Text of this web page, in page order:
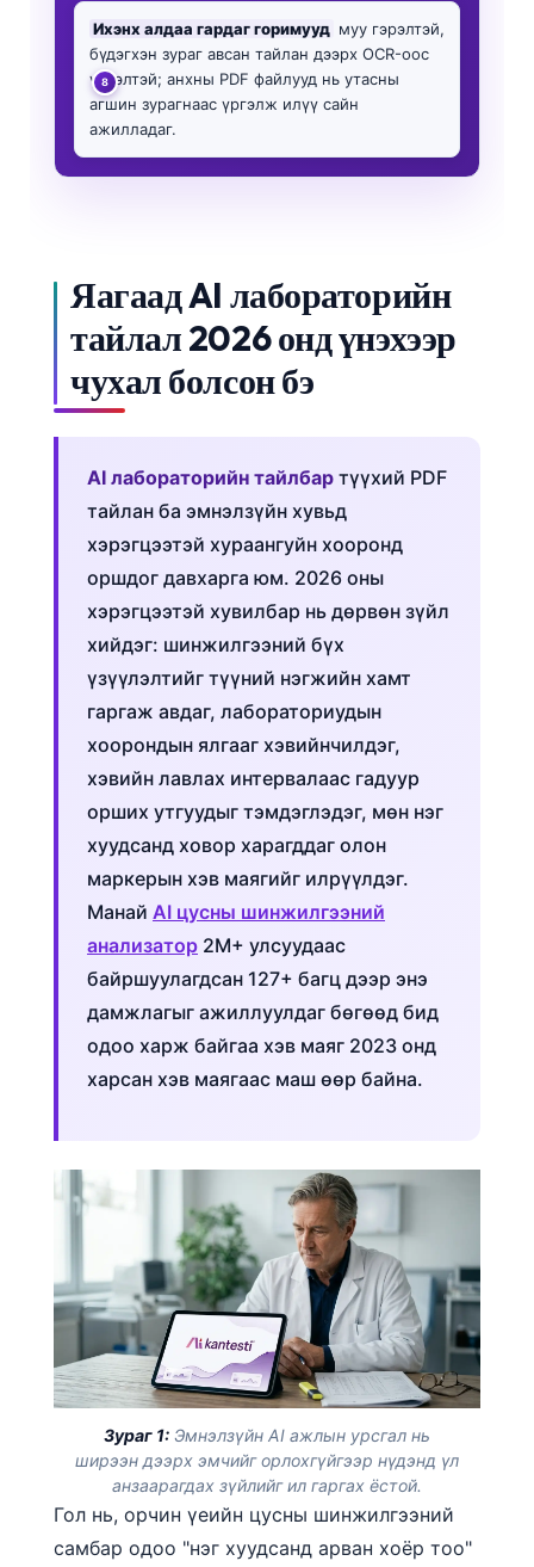
Ихэнх алдаа гардаг горимууд муу гэрэлтэй,
бүдэгхэн зураг авсан тайлан дээрх OCR-оос
үүдэлтэй; анхны PDF файлууд нь утасны
агшин зурагнаас үргэлж илүү сайн
ажилладаг.
Яагаад AI лабораторийн
тайлал 2026 онд үнэхээр
чухал болсон бэ
AI лабораторийн тайлбар түүхий PDF
тайлан ба эмнэлзүйн хувьд
хэрэгцээтэй хураангуйн хооронд
оршдог давхарга юм. 2026 оны
хэрэгцээтэй хувилбар нь дөрвөн зүйл
хийдэг: шинжилгээний бүх
үзүүлэлтийг түүний нэгжийн хамт
гаргаж авдаг, лабораториудын
хоорондын ялгааг хэвийнчилдэг,
хэвийн лавлах интервалаас гадуур
орших утгуудыг тэмдэглэдэг, мөн нэг
хуудсанд ховор харагддаг олон
маркерын хэв маягийг илрүүлдэг.
Манай AI цусны шинжилгээний
анализатор 2M+ улсуудаас
байршуулагдсан 127+ багц дээр энэ
дамжлагыг ажиллуулдаг бөгөөд бид
одоо харж байгаа хэв маяг 2023 онд
харсан хэв маягаас маш өөр байна.
Зураг 1: Эмнэлзүйн AI ажлын урсгал нь
ширээн дээрх эмчийг орлохгүйгээр нүдэнд үл
анзаарагдах зүйлийг ил гаргах ёстой.
Гол нь, орчин үеийн цусны шинжилгээний
самбар одоо "нэг хуудсанд арван хоёр тоо"